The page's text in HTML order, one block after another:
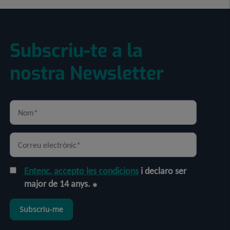
Subscriu-te a la
nostra Newsletter
Entenc, accepto les condicions i declaro ser
major de 14 anys.
Subscriu-me